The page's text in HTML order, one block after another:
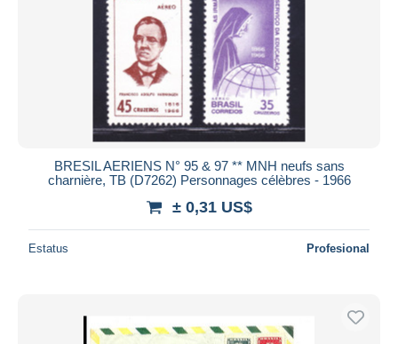
BRESIL AERIENS N° 95 & 97 ** MNH neufs sans
charnière, TB (D7262) Personnages célèbres - 1966
± 0,31 US$
Estatus Profesional